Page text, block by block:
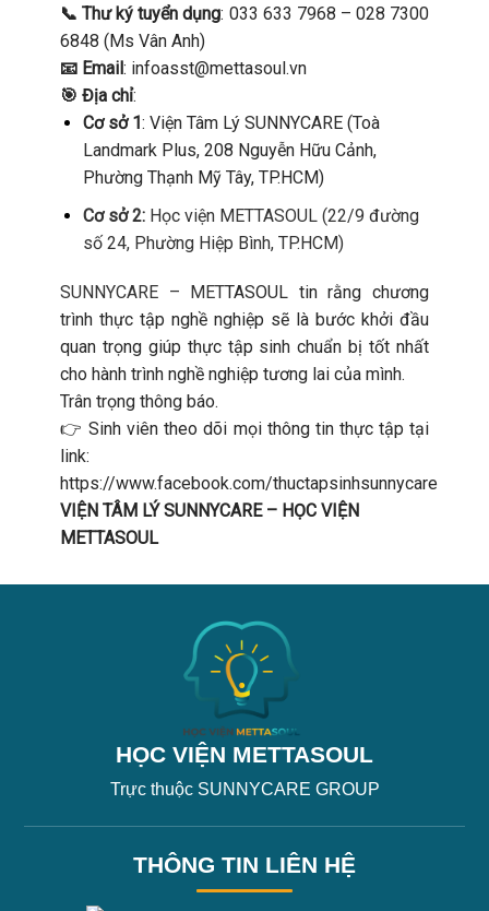
📞 Thư ký tuyển dụng: 033 633 7968 – 028 7300
6848 (Ms Vân Anh)
📧 Email: infoasst@mettasoul.vn
🎯 Địa chỉ:
Cơ sở 1: Viện Tâm Lý SUNNYCARE (Toà
Landmark Plus, 208 Nguyễn Hữu Cảnh,
Phường Thạnh Mỹ Tây, TP.HCM)
Cơ sở 2:Học viện METTASOUL (22/9 đường
số 24, Phường Hiệp Bình, TP.HCM)
SUNNYCARE – METTASOUL tin rằng chương
trình thực tập nghề nghiệp sẽ là bước khởi đầu
quan trọng giúp thực tập sinh chuẩn bị tốt nhất
cho hành trình nghề nghiệp tương lai của mình.
Trân trọng thông báo.
👉 Sinh viên theo dõi mọi thông tin thực tập tại
link:
https://www.facebook.com/thuctapsinhsunnycare
VIỆN TÂM LÝ SUNNYCARE – HỌC VIỆN
METTASOUL
HỌC VIỆN METTASOUL
Trực thuộc SUNNYCARE GROUP
THÔNG TIN LIÊN HỆ